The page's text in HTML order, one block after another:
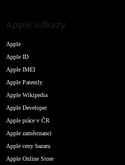
Apple odkazy
Apple
Apple ID
Apple IMEI
Apple Patently
Apple Wikipedia
Apple Developer
Apple práce v ČR
Apple zaměstnanci
Apple ceny bazaru
Apple Online Store